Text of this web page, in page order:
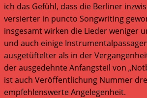
ich das Gefühl, dass die Berliner
versierter in puncto Songwriting
insgesamt wirken die Lieder weniger
und auch einige
ausgetüftelter als in der
der ausgedehnte Anfangsteil von
ist auch Veröffentlichung Nummer
empfehlenswerte Angelegenheit.